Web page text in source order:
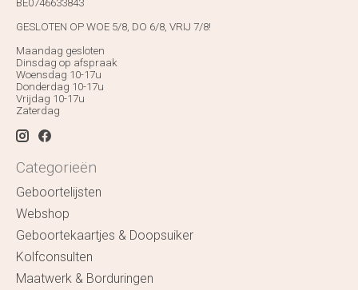
BE0746633843
GESLOTEN OP WOE 5/8, DO 6/8, VRIJ 7/8!
Maandag gesloten
Dinsdag op afspraak
Woensdag 10-17u
Donderdag 10-17u
Vrijdag 10-17u
Zaterdag
Categorieën
Geboortelijsten
Webshop
Geboortekaartjes & Doopsuiker
Kolfconsulten
Maatwerk & Borduringen